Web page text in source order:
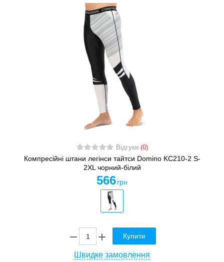
Відгуки (0)
Компресійні штани легінси тайтси Domino KC210-2 S-
2XL чорний-білий
566 грн
Купити
Швидке замовлення